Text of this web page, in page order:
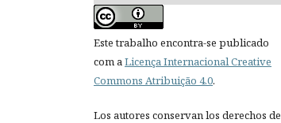
Este trabalho encontra-se publicado
com aLicença Internacional Creative
Commons Atribuição 4.0.
Los autores conservan los derechos de